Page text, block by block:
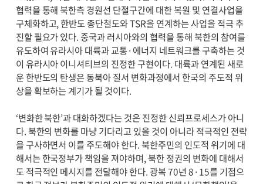
협력을 통해 북한측 경원선 단절구간에 대한 복원 및 연결사업을
구체화하고, 한반도 종단철도와 TSR을 연계하는 사업을 적극 추
진할 필요가 있다. 중국과 러시아와의 협력을 통해 북한의 참여를
유도하여 유라시아 대륙과 교통·에너지 네트워크를 구축하는 것
이 유라시아 이니셔티브의 진정한 구현이다. 대륙과 연계된 새로
운 한반도의 탄생은 동북아 질서 변화과정에서 한국의 주도적 위
상을 확보하는 계기가 될 것이다.
‘변화한 북한’과 대화하겠다는 것은 진정한 신뢰프로세스가 아니
다. 북한의 변화를 마냥 기다리고 있을 것이 아니라 적극적인 전략
을 구사하면서 이를 주도해야 한다. 북한주민의 인도적 위기에 대
해서는 한국정부가 책임을 져야하며, 북한 정권의 변화에 대해서
도 적극적인 메시지를 전달해야 한다. 광복 70년 8·15를 기점으